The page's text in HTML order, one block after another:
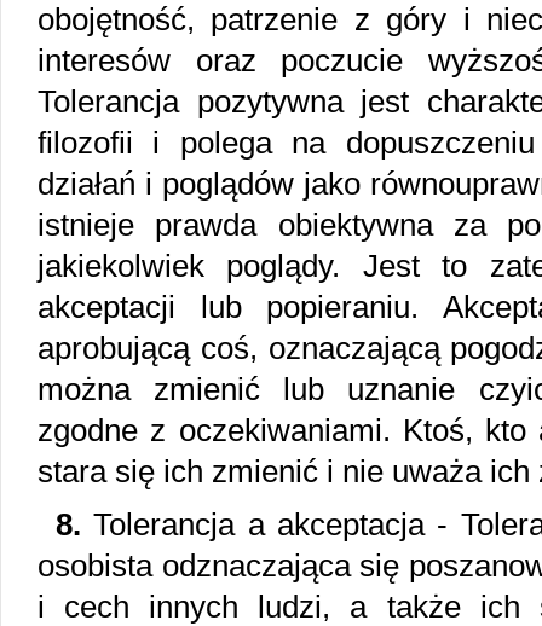
obojętność, patrzenie z góry i
interesów oraz poczucie
Tolerancja pozytywna jest
filozofii i polega na
działań i poglądów jako
istnieje prawda obiektywna za
jakiekolwiek poglądy. Jest to
akceptacji lub popieraniu.
aprobującą coś, oznaczającą
można zmienić lub uznanie
zgodne z oczekiwaniami. Ktoś,
stara się ich zmienić i nie uważa ich
8. Tolerancja a akceptacja -
osobista odznaczająca się
i cech innych ludzi, a także ich